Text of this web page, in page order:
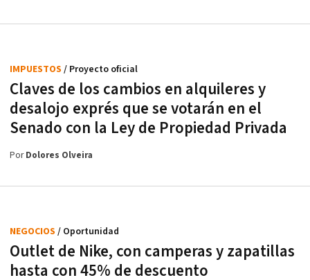
Claves de los cambios en alquileres y
desalojo exprés que se votarán en el
Senado con la Ley de Propiedad Privada
IMPUESTOS / Proyecto oficial
PorDolores Olveira
Outlet de Nike, con camperas y zapatillas
hasta con 45% de descuento
NEGOCIOS / Oportunidad